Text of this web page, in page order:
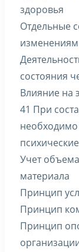
здоровья
Отдельные
изменениям
состояния
Влияние на
41 При
необходимо
Учет
материала
Принцип
Принцип
Принцип